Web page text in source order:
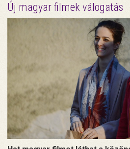
Új magyar filmek válogatás